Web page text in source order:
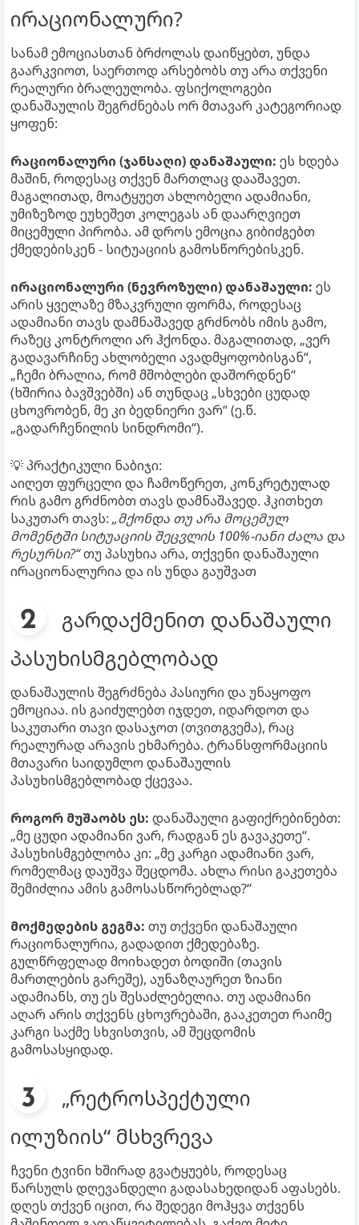
ირაციონალური?
სანამ ემოციასთან ბრძოლას დაიწყებთ, უნდა
გაარკვიოთ, საერთოდ არსებობს თუ არა თქვენი
რეალური ბრალეულობა. ფსიქოლოგები
დანაშაულის შეგრძნებას ორ მთავარ კატეგორიად
ყოფენ:
რაციონალური (ჯანსაღი) დანაშაული: ეს ხდება
მაშინ, როდესაც თქვენ მართლაც დააშავეთ.
მაგალითად, მოატყუეთ ახლობელი ადამიანი,
უმიზეზოდ ეუხეშეთ კოლეგას ან დაარღვიეთ
მიცემული პირობა. ამ დროს ემოცია გიბიძგებთ
ქმედებისკენ - სიტუაციის გამოსწორებისკენ.
ირაციონალური (ნევროზული) დანაშაული: ეს
არის ყველაზე მზაკვრული ფორმა, როდესაც
ადამიანი თავს დამნაშავედ გრძნობს იმის გამო,
რაზეც კონტროლი არ ჰქონდა. მაგალითად, „ვერ
გადავარჩინე ახლობელი ავადმყოფობისგან“,
„ჩემი ბრალია, რომ მშობლები დაშორდნენ“
(ხშირია ბავშვებში) ან თუნდაც „სხვები ცუდად
ცხოვრობენ, მე კი ბედნიერი ვარ“ (ე.წ.
„გადარჩენილის სინდრომი“).
💡 პრაქტიკული ნაბიჯი:
აიღეთ ფურცელი და ჩამოწერეთ, კონკრეტულად
რის გამო გრძნობთ თავს დამნაშავედ. ჰკითხეთ
საკუთარ თავს: „მქონდა თუ არა მოცემულ
მომენტში სიტუაციის შეცვლის 100%-იანი ძალა და
რესურსი?“თუ პასუხია არა, თქვენი დანაშაული
ირაციონალურია და ის უნდა გაუშვათ
გარდაქმენით დანაშაული
პასუხისმგებლობად
დანაშაულის შეგრძნება პასიური და უნაყოფო
ემოციაა. ის გაიძულებთ იჯდეთ, იდარდოთ და
საკუთარი თავი დასაჯოთ (თვითგვემა), რაც
რეალურად არავის ეხმარება. ტრანსფორმაციის
მთავარი საიდუმლო დანაშაულის
პასუხისმგებლობად ქცევაა.
როგორ მუშაობს ეს: დანაშაული გაფიქრებინებთ:
„მე ცუდი ადამიანი ვარ, რადგან ეს გავაკეთე“.
პასუხისმგებლობა კი: „მე კარგი ადამიანი ვარ,
რომელმაც დაუშვა შეცდომა. ახლა რისი გაკეთება
შემიძლია ამის გამოსასწორებლად?“
მოქმედების გეგმა: თუ თქვენი დანაშაული
რაციონალურია, გადადით ქმედებაზე.
გულწრფელად მოიხადეთ ბოდიში (თავის
მართლების გარეშე), აუნაზღაურეთ ზიანი
ადამიანს, თუ ეს შესაძლებელია. თუ ადამიანი
აღარ არის თქვენს ცხოვრებაში, გააკეთეთ რაიმე
კარგი საქმე სხვისთვის, ამ შეცდომის
გამოსასყიდად.
„რეტროსპექტული
ილუზიის“ მსხვრევა
ჩვენი ტვინი ხშირად გვატყუებს, როდესაც
წარსულს დღევანდელი გადასახედიდან აფასებს.
დღეს თქვენ იცით, რა შედეგი მოჰყვა თქვენს